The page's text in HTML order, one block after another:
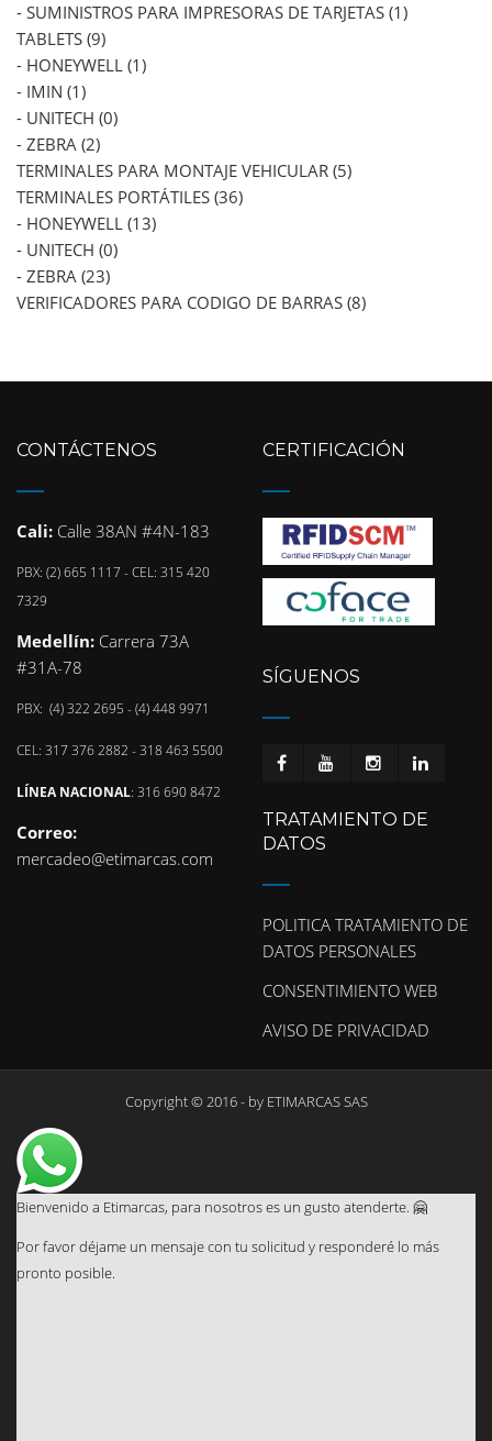
- SUMINISTROS PARA IMPRESORAS DE TARJETAS (1)
TABLETS (9)
- HONEYWELL (1)
- IMIN (1)
- UNITECH (0)
- ZEBRA (2)
TERMINALES PARA MONTAJE VEHICULAR (5)
TERMINALES PORTÁTILES (36)
- HONEYWELL (13)
- UNITECH (0)
- ZEBRA (23)
VERIFICADORES PARA CODIGO DE BARRAS (8)
CONTÁCTENOS
Cali: Calle 38AN #4N-183
PBX: (2) 665 1117 - CEL: 315 420
7329
Medellín: Carrera 73A
#31A-78
PBX: (4) 322 2695 - (4) 448 9971
CEL: 317 376 2882 - 318 463 5500
LÍNEA NACIONAL: 316 690 8472
Correo:
mercadeo@etimarcas.com
CERTIFICACIÓN
SÍGUENOS
TRATAMIENTO DE
DATOS
POLITICA TRATAMIENTO DE
DATOS PERSONALES
CONSENTIMIENTO WEB
AVISO DE PRIVACIDAD
Copyright © 2016 - by ETIMARCAS SAS
Bienvenido a Etimarcas, para nosotros es un gusto atenderte. 🤗
Por favor déjame un mensaje con tu solicitud y responderé lo más
pronto posible.